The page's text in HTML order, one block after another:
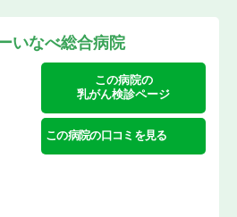
いなべ総合病院
この病院の
乳がん検診ページ
この病院の口コミを見る